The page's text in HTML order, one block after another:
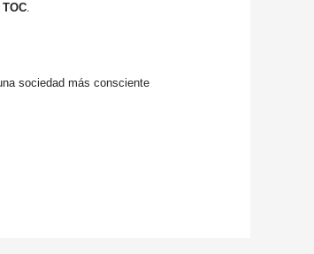
.
sociedad más consciente